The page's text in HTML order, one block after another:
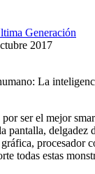
Generación
2017
ser el mejor
pantalla, delgadez
procesador
todas estas